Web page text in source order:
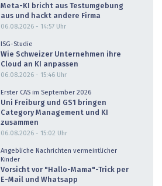
Meta-KI bricht aus Testumgebung
aus und hackt andere Firma
06.08.2026 - 14:57 Uhr
ISG-Studie
Wie Schweizer Unternehmen ihre
Cloud an KI anpassen
06.08.2026 - 15:46 Uhr
Erster CAS im September 2026
Uni Freiburg und GS1 bringen
Category Management und KI
zusammen
06.08.2026 - 15:02 Uhr
Angebliche Nachrichten vermeintlicher
Kinder
Vorsicht vor "Hallo-Mama"-Trick per
E-Mail und Whatsapp